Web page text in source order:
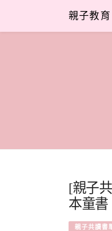
content
親子教育
[親子
本童書
親子共讀書